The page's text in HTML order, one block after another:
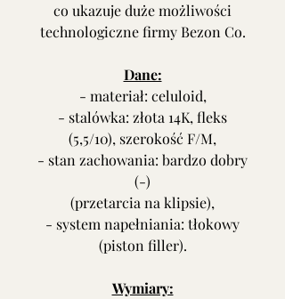
co ukazuje duże możliwości
technologiczne firmy Bezon Co.
Dane:
- materiał: celuloid,
- stalówka: złota 14K, fleks
(5,5/10), szerokość F/M,
- stan zachowania: bardzo dobry
(-)
(przetarcia na klipsie),
- system napełniania: tłokowy
(piston filler).
Wymiary: